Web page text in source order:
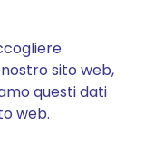
sito web,
questi dati
web.